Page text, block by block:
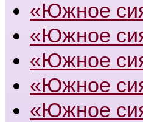
«Южное
«Южное
«Южное
«Южное
«Южное